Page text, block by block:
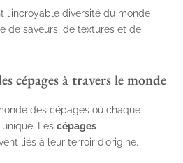
l’incroyable diversité du monde
de saveurs, de textures et de
cépages à travers le monde
des cépages où chaque
Les cépages
liés à leur terroir d’origine.